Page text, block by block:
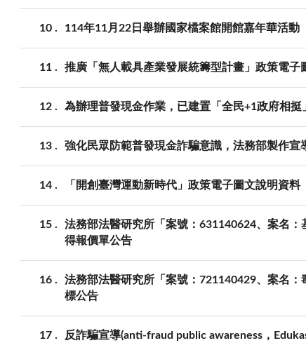
10 114年11月22日舉辦國家檔案館開館嘉年華活動
11 推廣「無人載具產業發展統籌型計畫」政策電子
12 為辦理普發現金作業，已建置「全民+1政府相
13 強化民眾防範普發現金詐騙意識，法務部製作
14 「開創臺灣運動新時代」政策電子圖文說明資料
15
法務部法醫研究所「案號：631140624、案名
得報價單公告
16
法務部法醫研究所「案號：721140429、案名
標公告
17
反詐騙宣導(anti-fraud public awareness，